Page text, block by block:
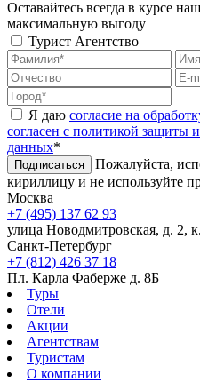
Оставайтесь всегда в курсе
максимальную выгоду
Турист Агентство
Я даю согласие на
согласен с политикой защиты
данных*
Подписаться
Пожалуйста,
кириллицу и не используйте
Москва
+7 (495) 137 62 93
улица Новодмитровская, д. 2,
Санкт-Петербург
+7 (812) 426 37 18
Пл. Карла Фаберже д. 8Б
Туры
Отели
Акции
Агентствам
Туристам
О компании